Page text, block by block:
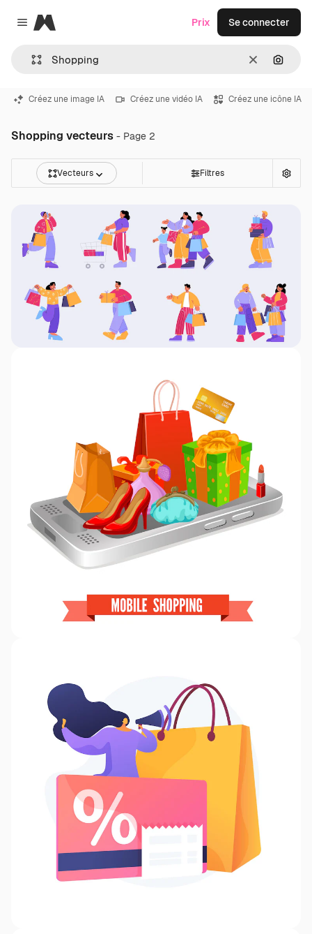
Close menu
Magnific
Effacer
Prix Se connecter
Créez une image IA Créez une vidéo IA Créez une icône IA
Shopping vecteurs - Page 2
Vecteurs Filtres